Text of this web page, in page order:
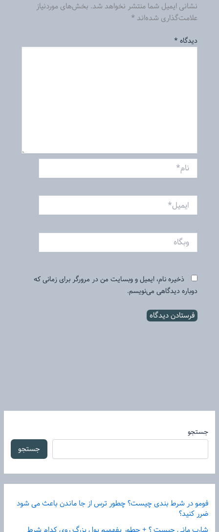
جستجو
جستجو
فومو در شرط بندی چیست؟ چطور ترس از جا ماندن باعث می شود
ضرر کنید؟
نشانی ایمیل شما منتشر نخواهد شد. بخش‌های موردنیاز
علامت‌گذاری شده‌اند*
دیدگاه *
نام*
ایمیل*
ذخیره نام، ایمیل و وبسایت من در مرورگر برای زمانی که
دوباره دیدگاهی می‌نویسم.